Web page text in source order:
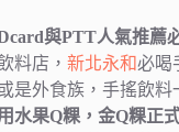
與PTT人氣推薦
料店， 新北永和必喝
是外食族，手搖飲料
水果Q粿，金Q粿正